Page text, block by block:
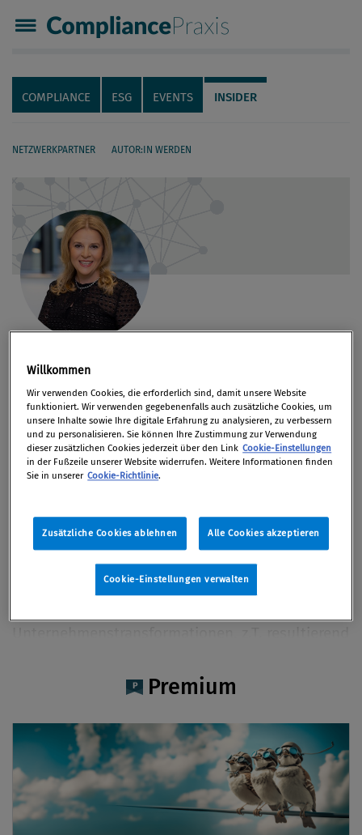
Compliance Praxis
Servicenavigation
Navigation
COMPLIANCE ESG EVENTS INSIDER
NETZWERKPARTNER AUTOR:IN WERDEN
Mag. Karin Mair CFE
Artikel auf Xing teilen
Artikel auf linkedIn teilen
Artikel auf Facebook teilen
Artikellink kopieren
Artikel per Mail teilen
Vita
Mag. Karin Mair, CFE, Partnerin, zeichnet als
Managaging Partnerin bei Deloitte Österreich für
Financial Advisory und Risk Advisory
verantwortlich. Ihre Expertise liegt ua in der
Änderungen. Mag. Mair trägt regelmäßig bei
(inter-)nationalen Fachveranstaltungen vor.
Premium
Willkommen
Wir verwenden Cookies, die erforderlich sind, damit unsere Website
funktioniert. Wir verwenden gegebenenfalls auch zusätzliche Cookies, um
unsere Inhalte sowie Ihre digitale Erfahrung zu analysieren, zu verbessern
und zu personalisieren. Sie können Ihre Zustimmung zur Verwendung
dieser zusätzlichen Cookies jederzeit über den Link Cookie-Einstellungen
in der Fußzeile unserer Website widerrufen. Weitere Informationen finden
Sie in unserer Cookie-Richtlinie.
Zusätzliche Cookies ablehnen Alle Cookies akzeptieren
Cookie-Einstellungen verwalten